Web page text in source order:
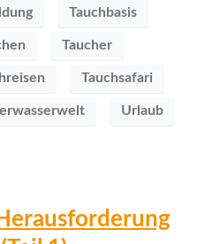
Tauchbasis
Taucher
Tauchsafari
Urlaub